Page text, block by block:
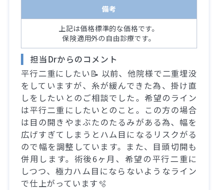
備考
上記は価格標準的な価格です。
保険適用外の自由診療です。
担当Drからのコメント
平行二重にしたい📝 以前、他院様で二重埋没
をしていますが、糸が緩んできた為、掛け直
しをしたいとのご相談でした。希望のライン
は平行二重にしたいとのこと。この方の場合
は目の開きやまぶたのたるみがある為、幅を
広げすぎてしまうとハム目になるリスクがる
ので幅を調整しています。また、目頭切開も
併用します。術後6ヶ月、希望の平行二重に
しつつ、極力ハム目にならないようなライン
で仕上がっています🫧